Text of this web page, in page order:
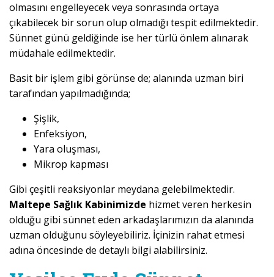
olmasını engelleyecek veya sonrasında ortaya
çıkabilecek bir sorun olup olmadığı tespit edilmektedir.
Sünnet günü geldiğinde ise her türlü önlem alınarak
müdahale edilmektedir.
Basit bir işlem gibi görünse de; alanında uzman biri
tarafından yapılmadığında;
Şişlik,
Enfeksiyon,
Yara oluşması,
Mikrop kapması
Gibi çeşitli reaksiyonlar meydana gelebilmektedir.
Maltepe Sağlık Kabinimizde hizmet veren herkesin
olduğu gibi sünnet eden arkadaşlarımızın da alanında
uzman olduğunu söyleyebiliriz. İçinizin rahat etmesi
adına öncesinde de detaylı bilgi alabilirsiniz.